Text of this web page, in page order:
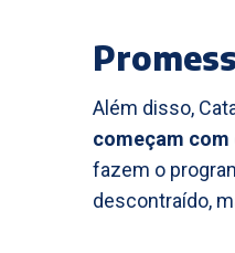
Além disso,
começam com
fazem o
descontraído,